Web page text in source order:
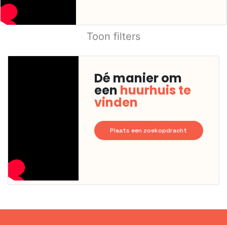
Toon filters
Dé manier om
een huurhuis te
vinden
Plaats een zoekopdracht